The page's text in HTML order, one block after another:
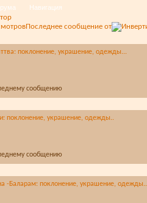
Навигация
Последнее сообщение от
поклонение, украшение, одежды...
поклонение, украшение, одежды..
-Баларам: поклонение, украшение, одежды..